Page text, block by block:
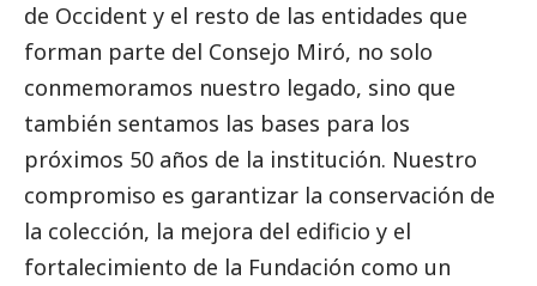
de Occident y el resto de las entidades que
forman parte del Consejo Miró, no solo
conmemoramos nuestro legado, sino que
también sentamos las bases para los
próximos 50 años de la institución. Nuestro
compromiso es garantizar la conservación de
la colección, la mejora del edificio y el
fortalecimiento de la Fundación como un